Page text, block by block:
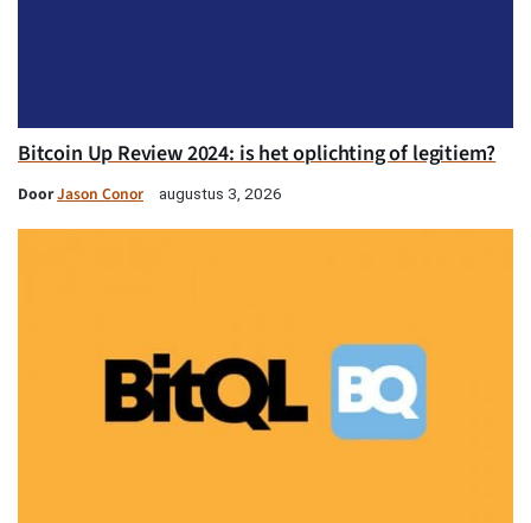
Bitcoin Up Review 2024: is het oplichting of legitiem?
DoorJason Conor augustus 3, 2026